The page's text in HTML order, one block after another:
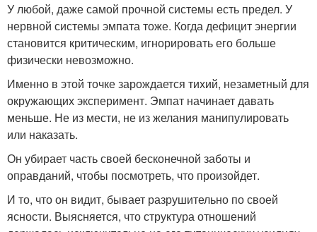
У любой, даже самой прочной системы есть предел. У
нервной системы эмпата тоже. Когда дефицит энергии
становится критическим, игнорировать его больше
физически невозможно.
Именно в этой точке зарождается тихий, незаметный для
окружающих эксперимент. Эмпат начинает давать
меньше. Не из мести, не из желания манипулировать
или наказать.
Он убирает часть своей бесконечной заботы и
оправданий, чтобы посмотреть, что произойдет.
И то, что он видит, бывает разрушительно по своей
ясности. Выясняется, что структура отношений